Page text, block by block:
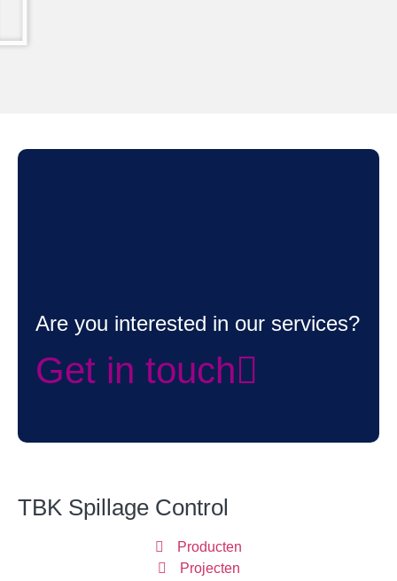
Are you interested in our services?
Get in touch
TBK Spillage Control
Producten
Projecten